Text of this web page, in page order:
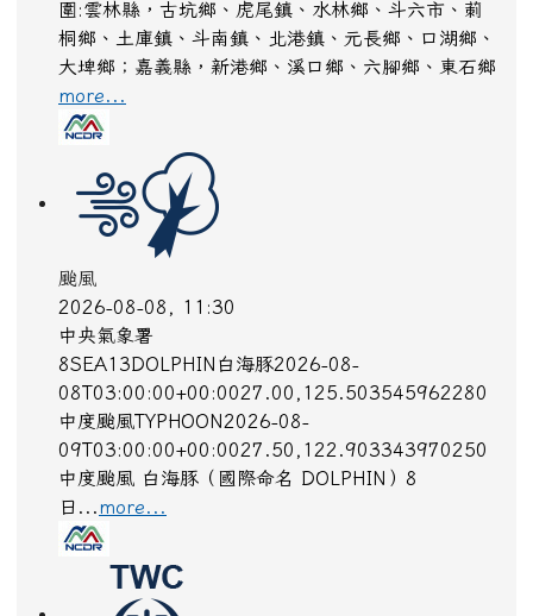
圍:雲林縣，古坑鄉、虎尾鎮、水林鄉、斗六市、莿
桐鄉、土庫鎮、斗南鎮、北港鎮、元長鄉、口湖鄉、
大埤鄉；嘉義縣，新港鄉、溪口鄉、六腳鄉、東石鄉
more...
颱風
2026-08-08, 11:30
中央氣象署
8SEA13DOLPHIN白海豚2026-08-
08T03:00:00+00:0027.00,125.503545962280
中度颱風TYPHOON2026-08-
09T03:00:00+00:0027.50,122.903343970250
中度颱風 白海豚（國際命名 DOLPHIN）8
日...more...